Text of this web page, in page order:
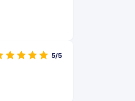
5/5